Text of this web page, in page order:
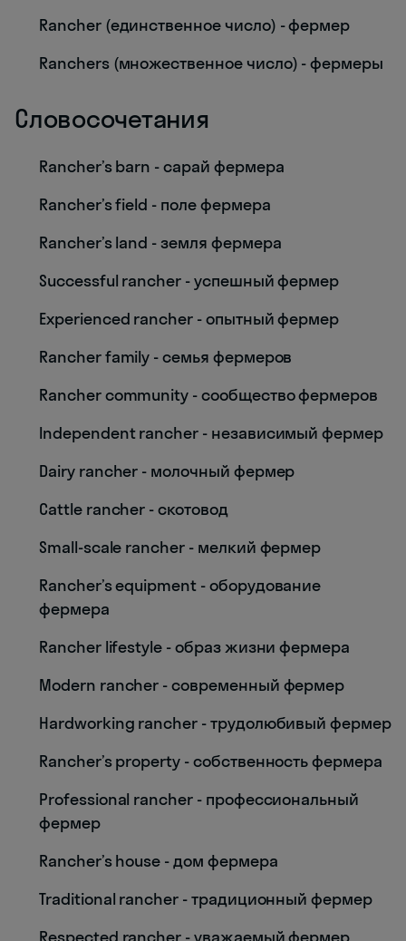
Rancher (единственное число) - фермер
Ranchers (множественное число) - фермеры
Словосочетания
Rancher’s barn - сарай фермера
Rancher’s field - поле фермера
Rancher’s land - земля фермера
Successful rancher - успешный фермер
Experienced rancher - опытный фермер
Rancher family - семья фермеров
Rancher community - сообщество фермеров
Independent rancher - независимый фермер
Dairy rancher - молочный фермер
Cattle rancher - скотовод
Small-scale rancher - мелкий фермер
Rancher’s equipment - оборудование
фермера
Rancher lifestyle - образ жизни фермера
Modern rancher - современный фермер
Hardworking rancher - трудолюбивый фермер
Rancher’s property - собственность фермера
Professional rancher - профессиональный
фермер
Rancher’s house - дом фермера
Traditional rancher - традиционный фермер